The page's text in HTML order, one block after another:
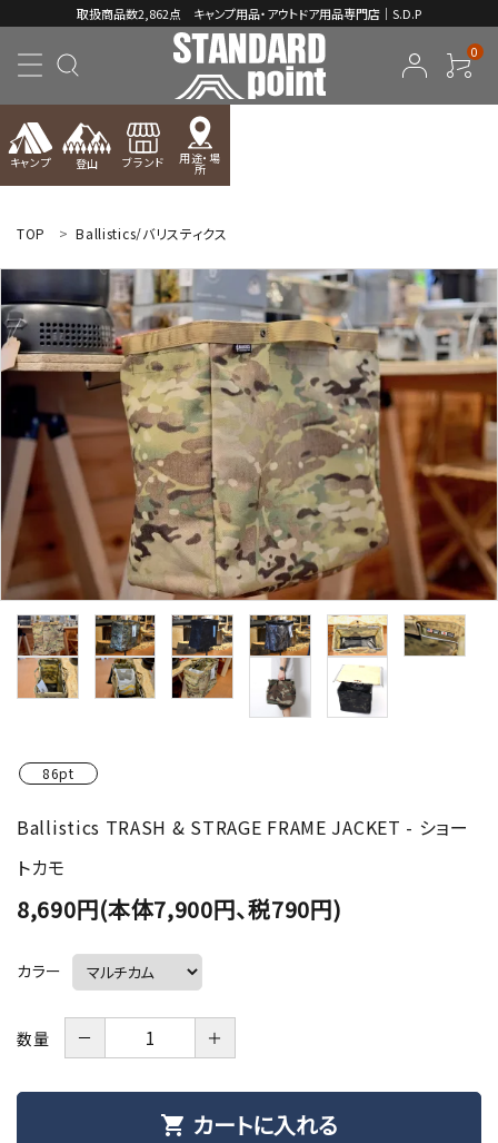
取扱商品数2,862点 キャンプ用品・アウトドア用品専門店｜S.D.P
0
キャンプ 登山 ブランド 用途・場
所
ようこそ ゲスト 様
meeting_room ログイン person 新規会員登録
コンテンツ
INFORMATION
TOP Ballistics/バリスティクス
86pt
Ballistics TRASH & STRAGE FRAME JACKET - ショー
トカモ
8,690円(本体7,900円、税790円)
カラー
数量 － ＋
shopping_cart カートに入れる